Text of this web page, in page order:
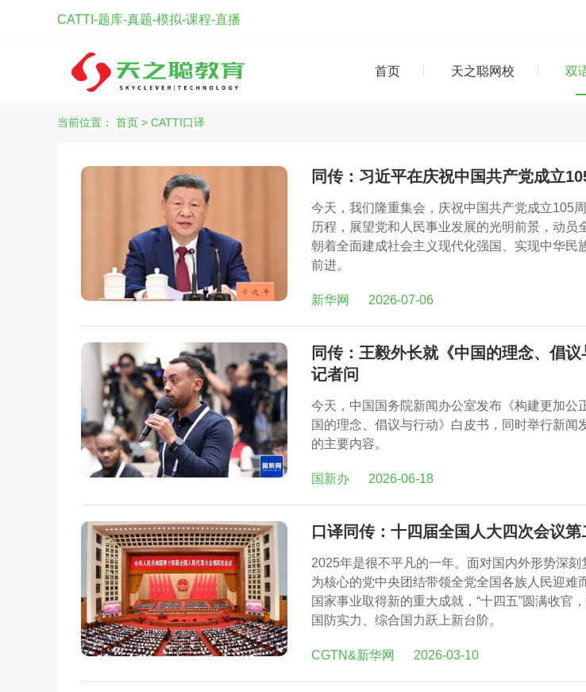
CATTI-题库-真题-模拟-课程-直播
首页 天之聪网校 双
当前位置： 首页 > CATTI口译
同传：习近平在庆祝中国共产党成立
今天，我们隆重集会，庆祝中国共产党成立105
历程，展望党和人民事业发展的光明前景，动员
朝着全面建成社会主义现代化强国、实现中华民
前进。
新华网 2026-07-06
同传：王毅外长就《中国的理念、倡
记者问
今天，中国国务院新闻办公室发布《构建更加公
国的理念、倡议与行动》白皮书，同时举行新闻
的主要内容。
国新办 2026-06-18
口译同传：十四届全国人大四次会议
2025年是很不平凡的一年。面对国内外形势深
为核心的党中央团结带领全党全国各族人民迎难
国家事业取得新的重大成就，“十四五”圆满收官
国防实力、综合国力跃上新台阶。
CGTN&新华网 2026-03-10